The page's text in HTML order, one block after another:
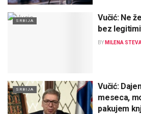
SRBIJA
Vučić: Ne
bez
BY MILENA
SRBIJA
Vučić:
meseca,
pakujem